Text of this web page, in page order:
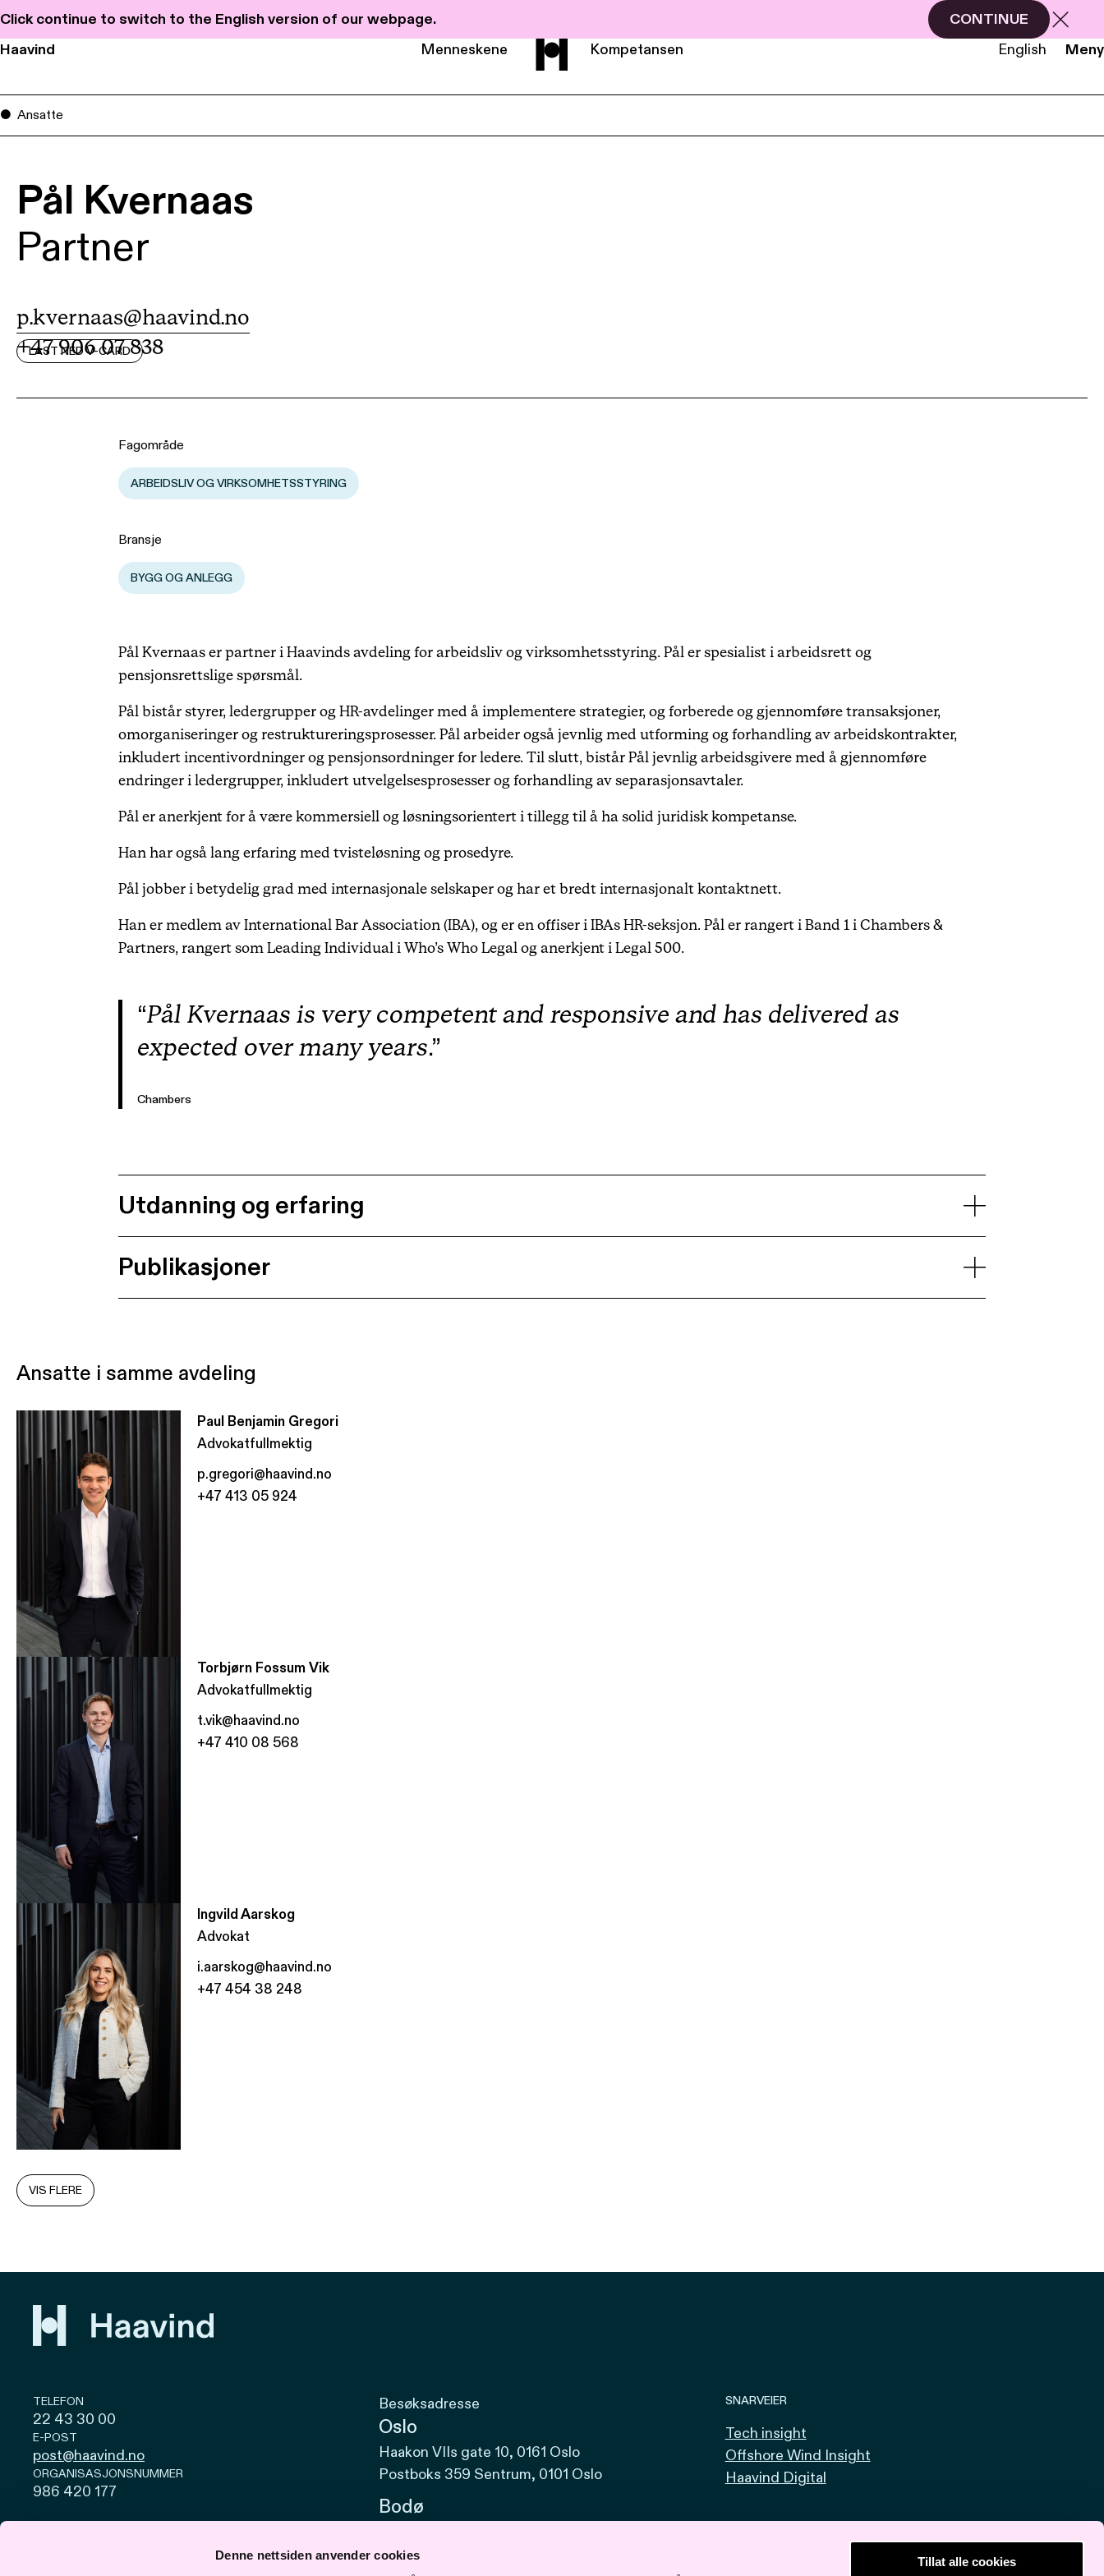
Denne nettsiden anvender cookies
Tillat alle cookies
Click continue to switch to the English version of our webpage.
CONTINUE
Haavind
Menneskene Kompetansen English Meny
Karriere
Ansatte
Pål Kvernaas
Partner
p.kvernaas@haavind.no
+47 906 07 838
LAST NED V-CARD
Fagområde
ARBEIDSLIV OG VIRKSOMHETSSTYRING
Bransje
BYGG OG ANLEGG
Pål Kvernaas er partner i Haavinds avdeling for arbeidsliv og virksomhetsstyring. Pål er spesialist i arbeidsrett og
pensjonsrettslige spørsmål.
Pål bistår styrer, ledergrupper og HR-avdelinger med å implementere strategier, og forberede og gjennomføre transaksjoner,
omorganiseringer og restruktureringsprosesser. Pål arbeider også jevnlig med utforming og forhandling av arbeidskontrakter,
inkludert incentivordninger og pensjonsordninger for ledere. Til slutt, bistår Pål jevnlig arbeidsgivere med å gjennomføre
endringer i ledergrupper, inkludert utvelgelsesprosesser og forhandling av separasjonsavtaler.
Pål er anerkjent for å være kommersiell og løsningsorientert i tillegg til å ha solid juridisk kompetanse.
Han har også lang erfaring med tvisteløsning og prosedyre.
Pål jobber i betydelig grad med internasjonale selskaper og har et bredt internasjonalt kontaktnett.
Han er medlem av International Bar Association (IBA), og er en offiser i IBAs HR-seksjon. Pål er rangert i Band 1 i Chambers &
Partners, rangert som Leading Individual i Who’s Who Legal og anerkjent i Legal 500.
Pål Kvernaas is very competent and responsive and has delivered as
expected over many years.
Chambers
Utdanning og erfaring
Publikasjoner
Ansatte i samme avdeling
Paul Benjamin Gregori
Advokatfullmektig
p.gregori@haavind.no
+47 413 05 924
Torbjørn Fossum Vik
Advokatfullmektig
t.vik@haavind.no
+47 410 08 568
Ingvild Aarskog
Advokat
i.aarskog@haavind.no
+47 454 38 248
VIS FLERE
TELEFON
22 43 30 00
E-POST
post@haavind.no
ORGANISASJONSNUMMER
986 420 177
Besøksadresse
Oslo
Haakon VIIs gate 10, 0161 Oslo
Postboks 359 Sentrum, 0101 Oslo
Bodø
Bergen
SNARVEIER
Tech insight
Offshore Wind Insight
Haavind Digital